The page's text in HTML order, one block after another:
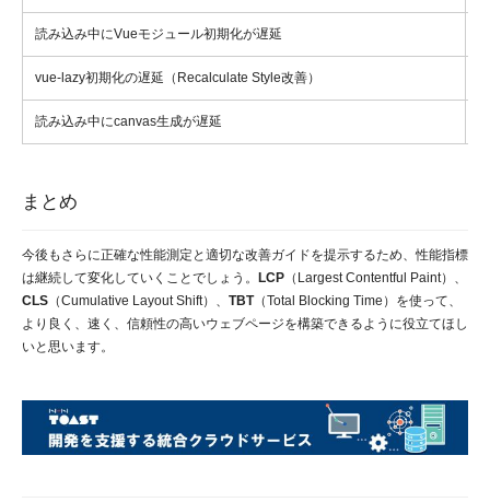
読み込み中にVueモジュール初期化が遅延
vue-lazy初期化の遅延（Recalculate Style改善）
読み込み中にcanvas生成が遅延
まとめ
今後もさらに正確な性能測定と適切な改善ガイドを提示するため、性能指標
は継続して変化していくことでしょう。 LCP （Largest Contentful Paint）、
CLS （Cumulative Layout Shift）、 TBT（Total Blocking Time）を使って、
より良く、速く、信頼性の高いウェブページを構築できるように役立てほし
いと思います。